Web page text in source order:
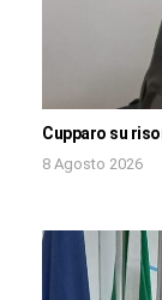
Cupparo su
8 Agosto 2026